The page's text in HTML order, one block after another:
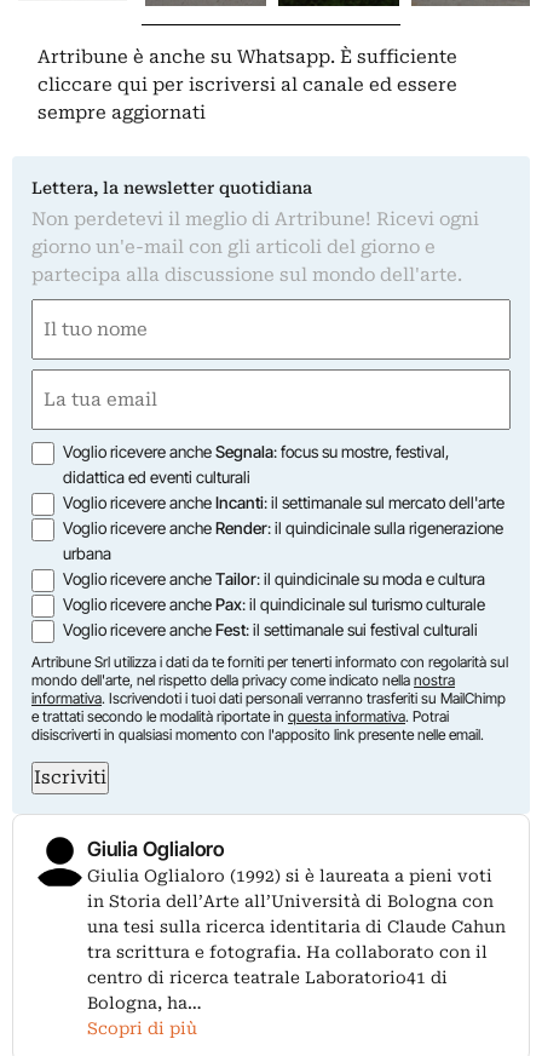
Artribune è anche su Whatsapp. È sufficiente
cliccare qui per iscriversi al canale ed essere
sempre aggiornati
Lettera, la newsletter quotidiana
Non perdetevi il meglio di Artribune! Ricevi ogni
giorno un'e-mail con gli articoli del giorno e
partecipa alla discussione sul mondo dell'arte.
(Obbligatorio)
Nome
(Obbligatorio)
Opzioni
Voglio ricevere ancheSegnala: focus su mostre, festival,
didattica ed eventi culturali
Voglio ricevere ancheIncanti: il settimanale sul mercato dell'arte
Voglio ricevere ancheRender: il quindicinale sulla rigenerazione
urbana
Voglio ricevere ancheTailor: il quindicinale su moda e cultura
Voglio ricevere anchePax: il quindicinale sul turismo culturale
Voglio ricevere ancheFest: il settimanale sui festival culturali
Artribune Srl utilizza i dati da te forniti per tenerti informato con regolarità sul
mondo dell'arte, nel rispetto della privacy come indicato nella nostra
informativa. Iscrivendoti i tuoi dati personali verranno trasferiti su MailChimp
e trattati secondo le modalità riportate in questa informativa. Potrai
disiscriverti in qualsiasi momento con l'apposito link presente nelle email.
Iscriviti
Giulia Oglialoro
Giulia Oglialoro (1992) si è laureata a pieni voti
in Storia dell’Arte all’Università di Bologna con
una tesi sulla ricerca identitaria di Claude Cahun
tra scrittura e fotografia. Ha collaborato con il
centro di ricerca teatrale Laboratorio41 di
Bologna, ha…
Scopri di più